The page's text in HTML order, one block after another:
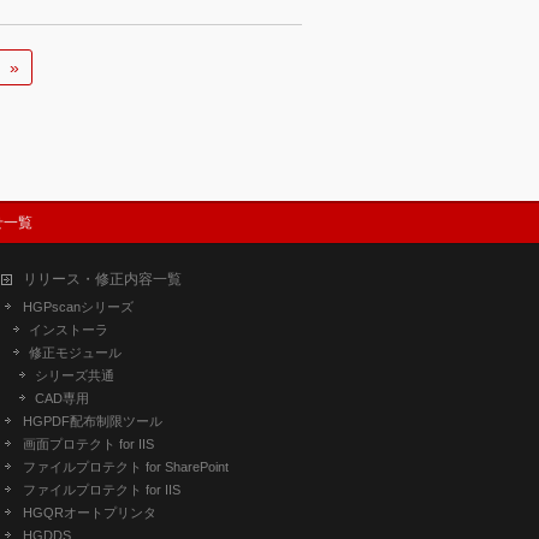
»
一覧
リリース・修正内容一覧
HGPscanシリーズ
インストーラ
修正モジュール
シリーズ共通
CAD専用
HGPDF配布制限ツール
画面プロテクト for IIS
ファイルプロテクト for SharePoint
ファイルプロテクト for IIS
HGQRオートプリンタ
HGDDS